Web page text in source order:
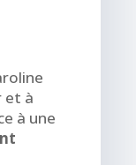
et à
à une